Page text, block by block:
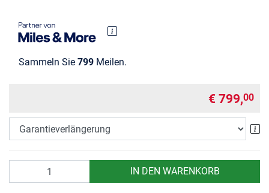
Sammeln Sie 799 Meilen.
€ 799,00
IN DEN WARENKORB